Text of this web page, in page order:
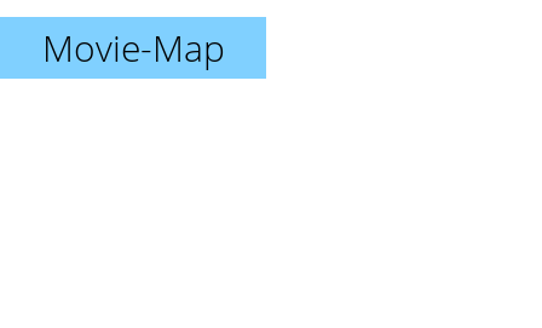
Movie-Map